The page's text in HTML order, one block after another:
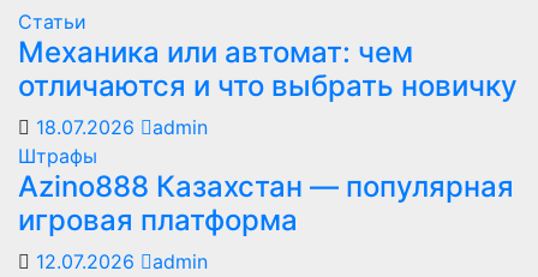
Статьи
Механика или автомат: чем
отличаются и что выбрать новичку
18.07.2026
admin
Штрафы
Azino888 Казахстан — популярная
игровая платформа
12.07.2026
admin